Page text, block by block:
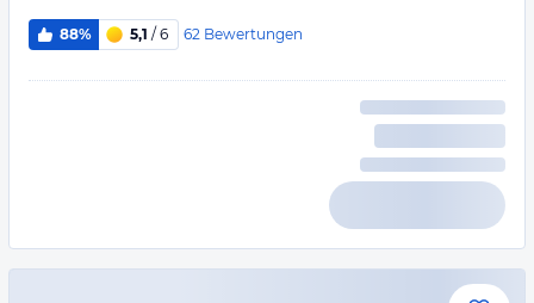
88% 5,1 / 6 62 Bewertungen